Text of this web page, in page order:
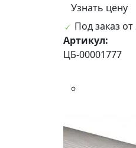
Узнать цену
Под заказ от
Артикул:
ЦБ-00001777